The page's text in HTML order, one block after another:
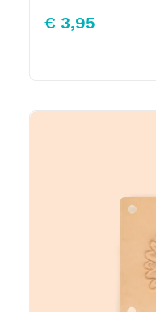
€ 3,95